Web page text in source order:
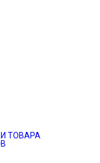
ТОВАРА